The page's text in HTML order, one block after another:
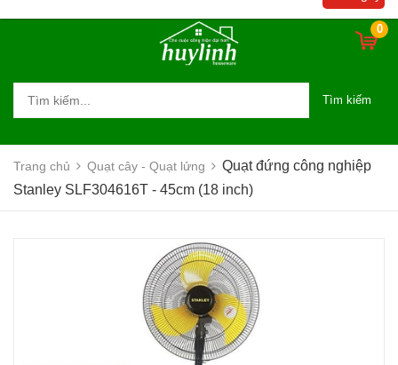
0
Tìm kiếm
Trang chủ Quạt cây - Quạt lửng
Quạt đứng công nghiệp
Stanley SLF304616T - 45cm (18 inch)